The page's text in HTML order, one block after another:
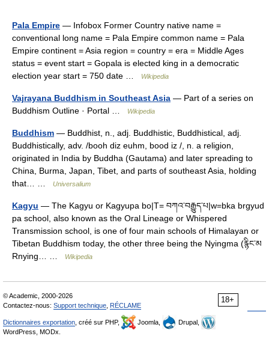
Pala Empire — Infobox Former Country native name =
conventional long name = Pala Empire common name = Pala
Empire continent = Asia region = country = era = Middle Ages
status = event start = Gopala is elected king in a democratic
election year start = 750 date …
Wikipedia
Vajrayana Buddhism in Southeast Asia — Part of a series on
Buddhism Outline · Portal …
Wikipedia
Buddhism — Buddhist, n., adj. Buddhistic, Buddhistical, adj.
Buddhistically, adv. /booh diz euhm, bood iz /, n. a religion,
originated in India by Buddha (Gautama) and later spreading to
China, Burma, Japan, Tibet, and parts of southeast Asia, holding
that… …
Universalium
Kagyu — The Kagyu or Kagyupa bo|T= བཀའ་བརྒྱུད་པ|w=bka brgyud
pa school, also known as the Oral Lineage or Whispered
Transmission school, is one of four main schools of Himalayan or
Tibetan Buddhism today, the other three being the Nyingma (རྙིང་མ
Rnying… …
Wikipedia
18+
© Academic, 2000-2026
Contactez-nous: Support technique RÉCLAME
Dictionnaires exportation , créé sur PHP, Joomla,
Drupal,
WordPress, MODx.